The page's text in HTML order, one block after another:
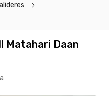
Matahari Daan